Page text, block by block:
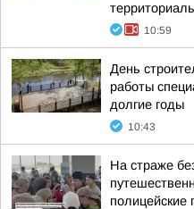
10:59
День
работы
долгие годы
10:43
На страже
полицейские